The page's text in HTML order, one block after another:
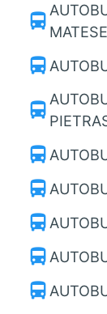
directions_bus MATESE
directions_bus
directions_bus
directions_bus
directions_bus
directions_bus
directions_bus
directions_bus